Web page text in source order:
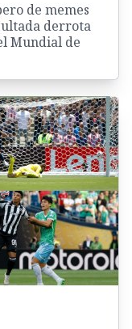
de memes
derrota
Mundial de